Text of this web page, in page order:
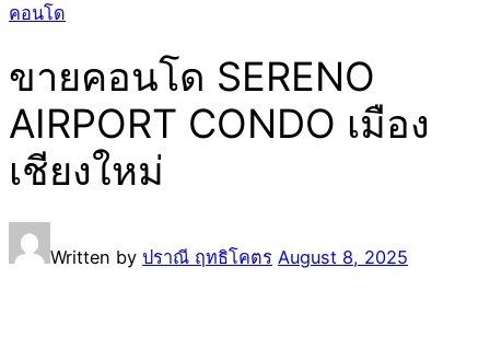
คอนโด
ขายคอนโด SERENO
AIRPORT CONDO เมือง
เชียงใหม่
Written by ปราณี ฤทธิโคตร August 8, 2025